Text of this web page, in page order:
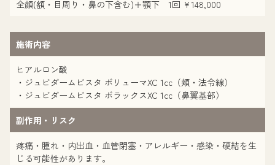
全顔(額・目周り・鼻の下含む)＋顎下 1回 ¥148,000
施術内容
ヒアルロン酸
・ジュビダームビスタ ボリューマXC 1cc（頬・法令線）
・ジュビダームビスタ ボラックスXC 1cc（鼻翼基部）
副作用・リスク
疼痛・腫れ・内出血・血管閉塞・アレルギー・感染・硬結を生
じる可能性があります。